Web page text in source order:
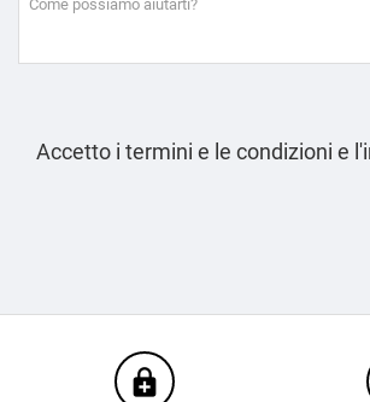
Accetto i termini e le condizioni e
enhanced_encryption